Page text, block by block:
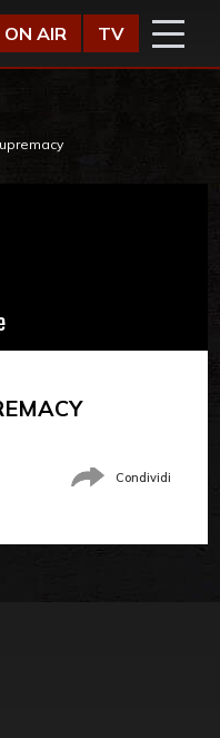
ON AIR TV
Condividi